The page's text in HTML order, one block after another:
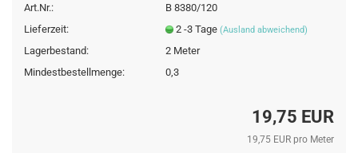
Art.Nr.:
B 8380/120
Lieferzeit:
2 -3 Tage (Ausland abweichend)
Lagerbestand: 2 Meter
Mindestbestellmenge:
0,3
19,75 EUR
19,75 EUR pro Meter